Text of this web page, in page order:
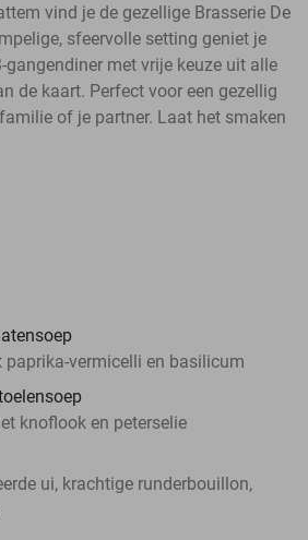
vind je de gezellige Brasserie De
sfeervolle setting geniet je
gangendiner met vrije keuze uit alle
de kaart. Perfect voor een gezellig
of je partner. Laat het smaken
paprika-vermicelli en basilicum
knoflook en peterselie
ui, krachtige runderbouillon,